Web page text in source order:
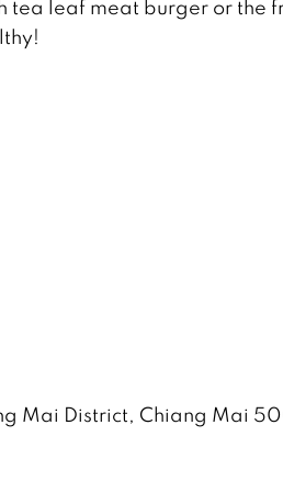
tea leaf meat burger or the
Mai District, Chiang Mai